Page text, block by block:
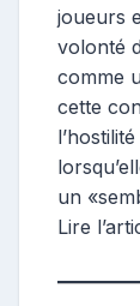
joueurs
volonté
comme
cette
un
Lire